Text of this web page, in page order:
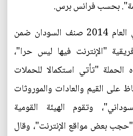
بحسب فرانس برس.
وكان تقرير صادر في العام 2014 صنف السودان ضمن
"الإنترنت فيها ليس حرا"،
"تأتي استكمالا للحملات
على القيم والعادات والموروثات
وتقوم الهيئة القومية
بعض مواقع الإنترنت"، وقال